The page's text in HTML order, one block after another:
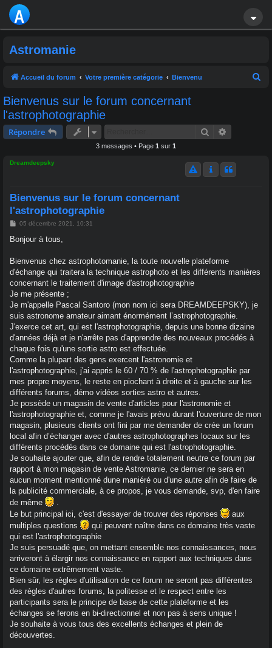
A
T
R
O
M
A
NI
Astromanie
Accueil du forum Votre première catégorie Bienvenu
Bienvenus sur le forum concernant
l'astrophotographie
Répondre Rechercher
3 messages • Page 1 sur 1
Dreamdeepsky
Bienvenus sur le forum concernant
l'astrophotographie
M
s
g
05 décembre 2021, 10:31
Bonjour à tous,
Bienvenus chez astrophotomanie, la toute nouvelle plateforme
d'échange qui traitera la technique astrophoto et les différents manières
concernant le traitement d'image d'astrophotographie
Je me présente ;
Je m'appelle Pascal Santoro (mon nom ici sera DREAMDEEPSKY), je
suis astronome amateur aimant énormément l’astrophotographie.
J'exerce cet art, qui est l'astrophotographie, depuis une bonne dizaine
d'années déjà et je n'arrête pas d'apprendre des nouveaux procédés à
chaque fois qu'une sortie astro est effectuée.
Comme la plupart des gens exercent l'astronomie et
l'astrophotographie, j'ai appris le 60 / 70 % de l'astrophotographie par
mes propre moyens, le reste en piochant à droite et à gauche sur les
différents forums, démo vidéos sorties astro et autres.
Je possède un magasin de vente d'articles pour l'astronomie et
l'astrophotographie et, comme je l'avais prévu durant l'ouverture de mon
magasin, plusieurs clients ont fini par me demander de crée un forum
local afin d’échanger avec d'autres astrophotographes locaux sur les
différents procédés dans ce domaine qui est l'astrophotographie.
Je souhaite ajouter que, afin de rendre totalement neutre ce forum par
rapport à mon magasin de vente Astromanie, ce dernier ne sera en
aucun moment mentionné dune maniéré ou d'une autre afin de faire de
la publicité commerciale, à ce propos, je vous demande, svp, d'en faire
de même
.
Le but principal ici, c'est d'essayer de trouver des réponses
aux
multiples questions
qui peuvent naître dans ce domaine très vaste
qui est l'astrophotographie
Je suis persuadé que, on mettant ensemble nos connaissances, nous
arriveront à élargir nos connaissance en rapport aux techniques dans
ce domaine extrêmement vaste.
Bien sûr, les règles d'utilisation de ce forum ne seront pas différentes
des règles d'autres forums, la politesse et le respect entre les
participants sera le principe de base de cette plateforme et les
échanges se ferons en bi-directionnel et non pas à sens unique !
Je souhaite à vous tous des excellents échanges et plein de
découvertes.